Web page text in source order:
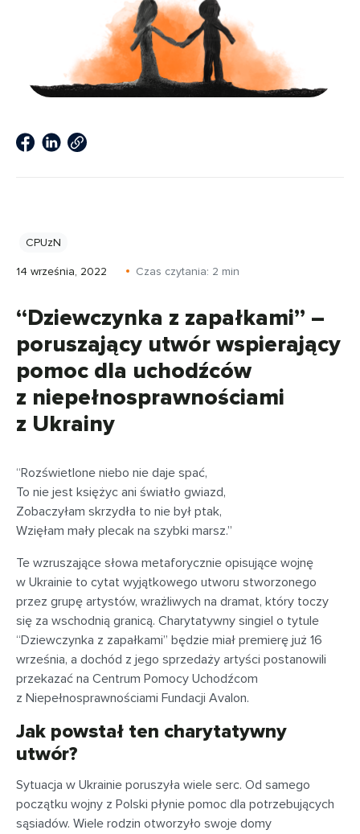
CPUzN
14 września, 2022 Czas czytania: 2 min
“Dziewczynka z zapałkami” –
poruszający utwór wspierający
pomoc dla uchodźców
z niepełnosprawnościami
z Ukrainy
“Rozświetlone niebo nie daje spać,
To nie jest księżyc ani światło gwiazd,
Zobaczyłam skrzydła to nie był ptak,
Wzięłam mały plecak na szybki marsz.”
Te wzruszające słowa metaforycznie opisujące wojnę
w Ukrainie to cytat wyjątkowego utworu stworzonego
przez grupę artystów, wrażliwych na dramat, który toczy
się za wschodnią granicą. Charytatywny singiel o tytule
“Dziewczynka z zapałkami” będzie miał premierę już 16
września, a dochód z jego sprzedaży artyści postanowili
przekazać na Centrum Pomocy Uchodźcom
z Niepełnosprawnościami Fundacji Avalon.
Jak powstał ten charytatywny
utwór?
Sytuacja w Ukrainie poruszyła wiele serc. Od samego
początku wojny z Polski płynie pomoc dla potrzebujących
sąsiadów. Wiele rodzin otworzyło swoje domy